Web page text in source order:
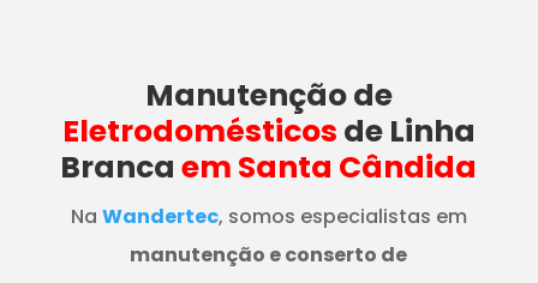
Manutençãode
Eletrodomésticos de Linha
Branca em Santa Cândida
Na Wandertec, somos especialistas em
manutenção e conserto de